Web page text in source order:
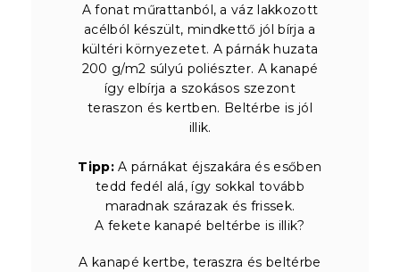
A fonat műrattanból, a váz lakkozott
acélból készült, mindkettő jól bírja a
kültéri környezetet. A párnák huzata
200 g/m2 súlyú poliészter. A kanapé
így elbírja a szokásos szezont
teraszon és kertben. Beltérbe is jól
illik.
Tipp: A párnákat éjszakára és esőben
tedd fedél alá, így sokkal tovább
maradnak szárazak és frissek.
A fekete kanapé beltérbe is illik?
A kanapé kertbe, teraszra és beltérbe